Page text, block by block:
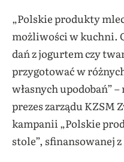
„Polskie produkty
możliwości w kuchni.
dań z jogurtem czy
przygotować w
własnych upodobań”
prezes zarządu KZSM
kampanii „Polskie
stole”, sfinansowanej